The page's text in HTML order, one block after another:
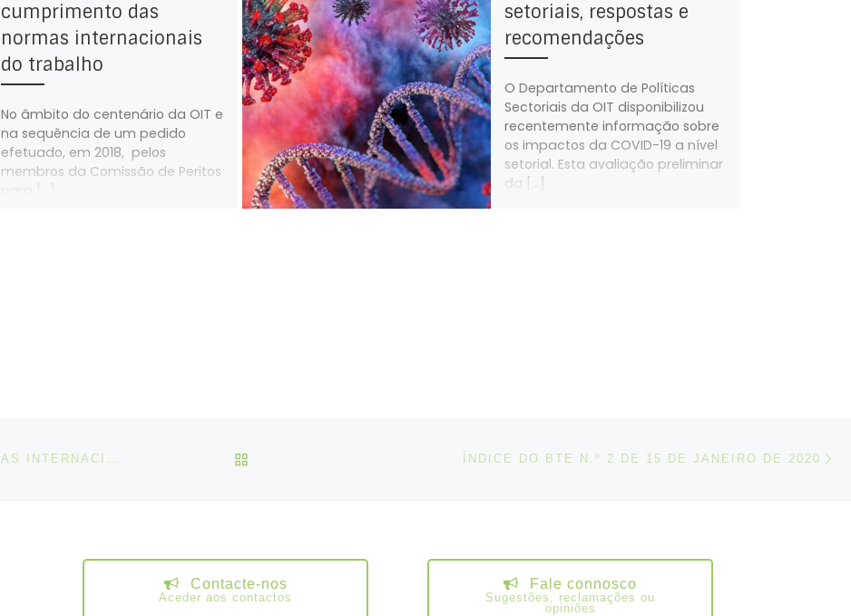
cumprimento das
normas internacionais
do trabalho
No âmbito do centenário da OIT e
na sequência de um pedido
efetuado, em 2018, pelos
membros da Comissão de Peritos
setoriais, respostas e
recomendações
O Departamento de Políticas
Sectoriais da OIT disponibilizou
recentemente informação sobre
os impactos da COVID-19 a nível
setorial. Esta avaliação preliminar
da […]
VOLTAR À LISTA DE ARTIGOSÍNDICE DO BTE N.º 2 DE 15 DE JANEIRO DE 2020
Contacte-nos
Aceder aos contactos
Fale connosco
Sugestões, reclamações ou
opiniões